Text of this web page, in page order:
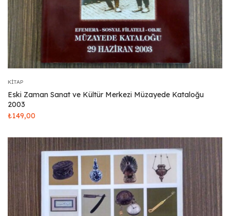
KITAP
Eski Zaman Sanat ve Kültür Merkezi Müzayede Kataloğu
2003
₺149,00